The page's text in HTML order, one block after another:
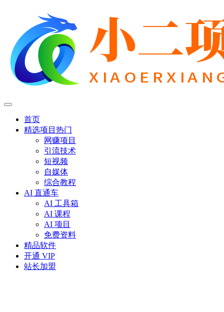
首页
精选项目 热门
网赚项目
引流技术
短视频
自媒体
综合教程
AI 直通车
AI 工具箱
AI 课程
AI 项目
免费资料
精品软件
开通 VIP
站长加盟